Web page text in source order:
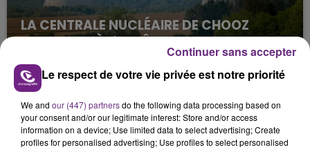
LA CENTRALE NUCLÉAIRE DE CHOOZ
TOUJOURS À L'ARRÊT
Cela fait déjà une semaine que la centrale
nucléaire ardennaise est à l'arrêt. Une situation
justifiée par la sécheresse intense qui est toujours
présente.
Le respect de votre vie privée est notre priorité
We and our (447) partnersdo the following data processing based on
your consent and/or our legitimate interest: Store and/or access
information on a device; Use limited data to select advertising; Create
profiles for personalised advertising; Use profiles to select personalised
Continuer sans accepter